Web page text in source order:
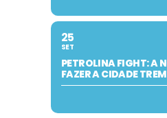
25
SET
PETROLINA FIGHT: A
FAZER A CIDADE